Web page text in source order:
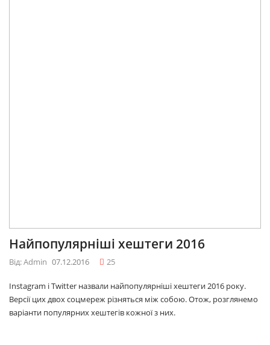
Найпопулярніші хештеги 2016
Від: Admin 07.12.2016 25
Instagram і Twitter назвали найпопулярніші хештеги 2016 року.
Версії цих двох соцмереж різняться між собою. Отож, розглянемо
варіанти популярних хештегів кожної з них.